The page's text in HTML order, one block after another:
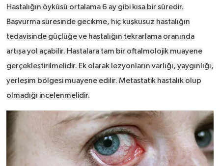
Hastalığın öyküsü ortalama 6 ay gibi kısa bir süredir.
Başvurma süresinde gecikme, hiç kuşkusuz hastalığın
tedavisinde güçlüğe ve hastalığın tekrarlama oranında
artışa yol açabilir. Hastalara tam bir oftalmolojik muayene
gerçekleştirilmelidir. Ek olarak lezyonların varlığı, yaygınlığı,
yerleşim bölgesi muayene edilir. Metastatik hastalık olup
olmadığı incelenmelidir.